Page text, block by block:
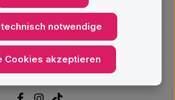
technisch notwendige
Cookies akzeptieren